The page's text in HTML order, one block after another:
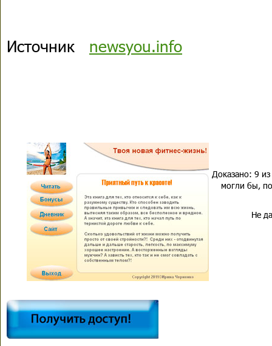
Источник newsyou.info
Доказано: 9
могли бы,
Не